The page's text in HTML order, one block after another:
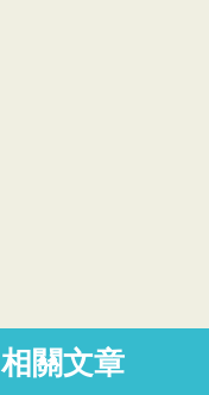
相關文章